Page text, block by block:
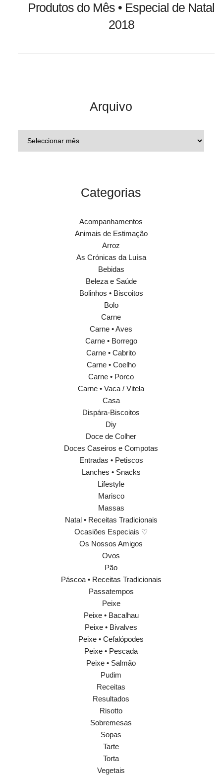
Produtos do Mês • Especial de Natal
2018
Arquivo
Categorias
Acompanhamentos
Animais de Estimação
Arroz
As Crónicas da Luísa
Bebidas
Beleza e Saúde
Bolinhos • Biscoitos
Bolo
Carne
Carne • Aves
Carne • Borrego
Carne • Cabrito
Carne • Coelho
Carne • Porco
Carne • Vaca / Vitela
Casa
Dispára-Biscoitos
Diy
Doce de Colher
Doces Caseiros e Compotas
Entradas • Petiscos
Lanches • Snacks
Lifestyle
Marisco
Massas
Natal • Receitas Tradicionais
Ocasiões Especiais ♡
Os Nossos Amigos
Ovos
Pão
Páscoa • Receitas Tradicionais
Passatempos
Peixe
Peixe • Bacalhau
Peixe • Bivalves
Peixe • Cefalópodes
Peixe • Pescada
Peixe • Salmão
Pudim
Receitas
Resultados
Risotto
Sobremesas
Sopas
Tarte
Torta
Vegetais